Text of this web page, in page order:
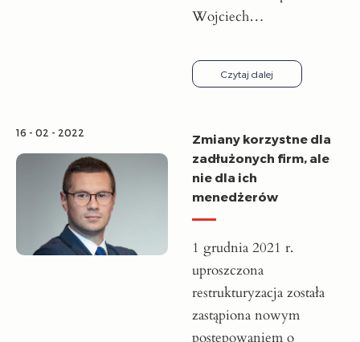
Wojciech…
Czytaj dalej
16 - 02 - 2022
Zmiany korzystne dla
zadłużonych firm, ale
nie dla ich
menedżerów
1 grudnia 2021 r.
uproszczona
restrukturyzacja została
zastąpiona nowym
postępowaniem o